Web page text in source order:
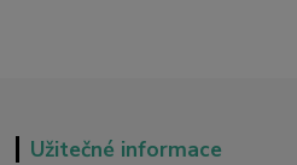
Užitečné informace